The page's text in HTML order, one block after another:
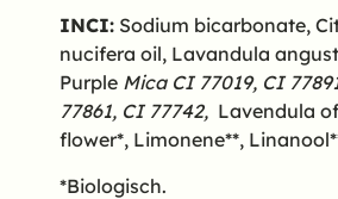
INCI: Sodium bicarbonate,
nucifera oil, Lavandula
Purple Mica CI 77019, CI
77861, CI 77742, Lavendula
flower*, Limonene**,
*Biologisch.